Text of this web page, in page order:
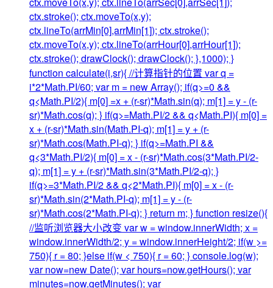
ctx.stroke(); ctx.moveTo(x,y);
ctx.lineTo(arrMin[0],arrMin[1]); ctx.stroke();
ctx.moveTo(x,y); ctx.lineTo(arrHour[0],arrHour[1]);
ctx.stroke(); drawClock(); drawClock(); },1000); }
function calculate(i,sr){ //计算指针的位置 var q =
i*2*Math.PI/60; var m = new Array(); if(q>=0 &&
q<Math.PI/2){ m[0] =x + (r-sr)*Math.sin(q); m[1] = y - (r-
sr)*Math.cos(q); } if(q>=Math.PI/2 && q<Math.PI){ m[0] =
x + (r-sr)*Math.sin(Math.PI-q); m[1] = y + (r-
sr)*Math.cos(Math.PI-q); } if(q>=Math.PI &&
q<3*Math.PI/2){ m[0] = x - (r-sr)*Math.cos(3*Math.PI/2-
q); m[1] = y + (r-sr)*Math.sin(3*Math.PI/2-q); }
if(q>=3*Math.PI/2 && q<2*Math.PI){ m[0] = x - (r-
sr)*Math.sin(2*Math.PI-q); m[1] = y - (r-
sr)*Math.cos(2*Math.PI-q); } return m; } function resize(){
//监听浏览器大小改变 var w = window.innerWidth; x =
window.innerWidth/2; y = window.innerHeight/2; if(w >=
750){ r = 80; }else if(w < 750){ r = 60; } console.log(w);
var now=new Date(); var hours=now.getHours(); var
minutes=now.getMinutes(); var